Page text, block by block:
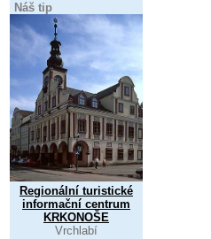
Náš tip
Regionální turistické
informační centrum
KRKONOŠE
Vrchlabí